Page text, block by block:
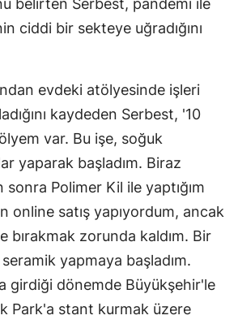
belirten Serbest, pandemi ile
ciddi bir sekteye uğradığını
evdeki atölyesinde işleri
kaydeden Serbest, '10
var. Bu işe, soğuk
yaparak başladım. Biraz
Polimer Kil ile yaptığım
online satış yapıyordum, ancak
bırakmak zorunda kaldım. Bir
yapmaya başladım.
girdiği dönemde Büyükşehir'le
Park'a stant kurmak üzere